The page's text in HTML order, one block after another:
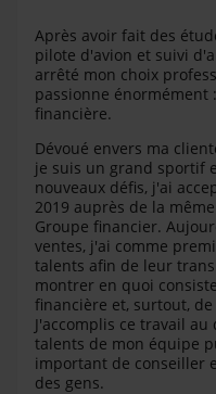
Après avoir fait des
pilote d'avion et suivi
arrêté mon choix
passionne énormément
financière.
Dévoué envers ma
je suis un grand sportif
nouveaux défis, j'ai
2019 auprès de la
Groupe financier.
ventes, j'ai comme
talents afin de leur
montrer en quoi
financière et, surtout,
J'accomplis ce travail
talents de mon équipe
important de conseiller
des gens.